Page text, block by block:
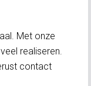
Met onze
realiseren.
contact